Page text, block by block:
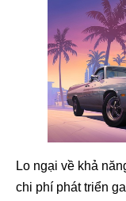
Lo ngại về khả
chi phí phát triển